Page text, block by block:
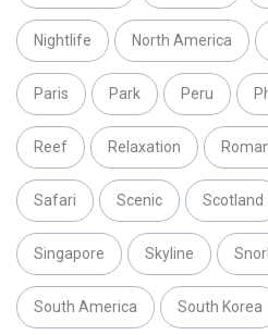
Nightlife North America
Paris Park Peru
Reef Relaxation
Safari Scenic Scotland
Singapore Skyline
South America South Korea